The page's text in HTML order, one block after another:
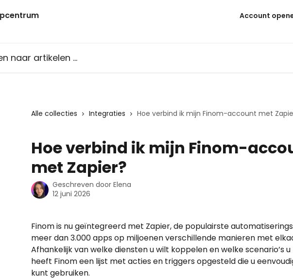
Account
Alle collecties Integraties Hoe verbind ik mijn Finom-account met
Hoe verbind ik mijn Finom-
met Zapier?
Geschreven door Elena
12 juni 2026
Finom is nu geïntegreerd met Zapier, de populairste
meer dan 3.000 apps op miljoenen verschillende manieren met
Afhankelijk van welke diensten u wilt koppelen en welke scenario’s
heeft Finom een lijst met acties en triggers opgesteld die u
kunt gebruiken.